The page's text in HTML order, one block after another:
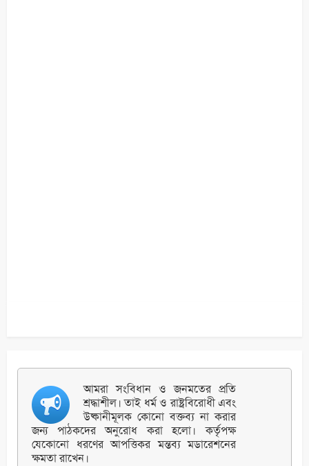
আমরা সংবিধান ও জনমতের প্রতি
শ্রদ্ধাশীল। তাই ধর্ম ও রাষ্ট্রবিরোধী এবং
উষ্কানীমূলক কোনো বক্তব্য না করার
জন্য পাঠকদের অনুরোধ করা হলো। কর্তৃপক্ষ
যেকোনো ধরণের আপত্তিকর মন্তব্য মডারেশনের
ক্ষমতা রাখেন।